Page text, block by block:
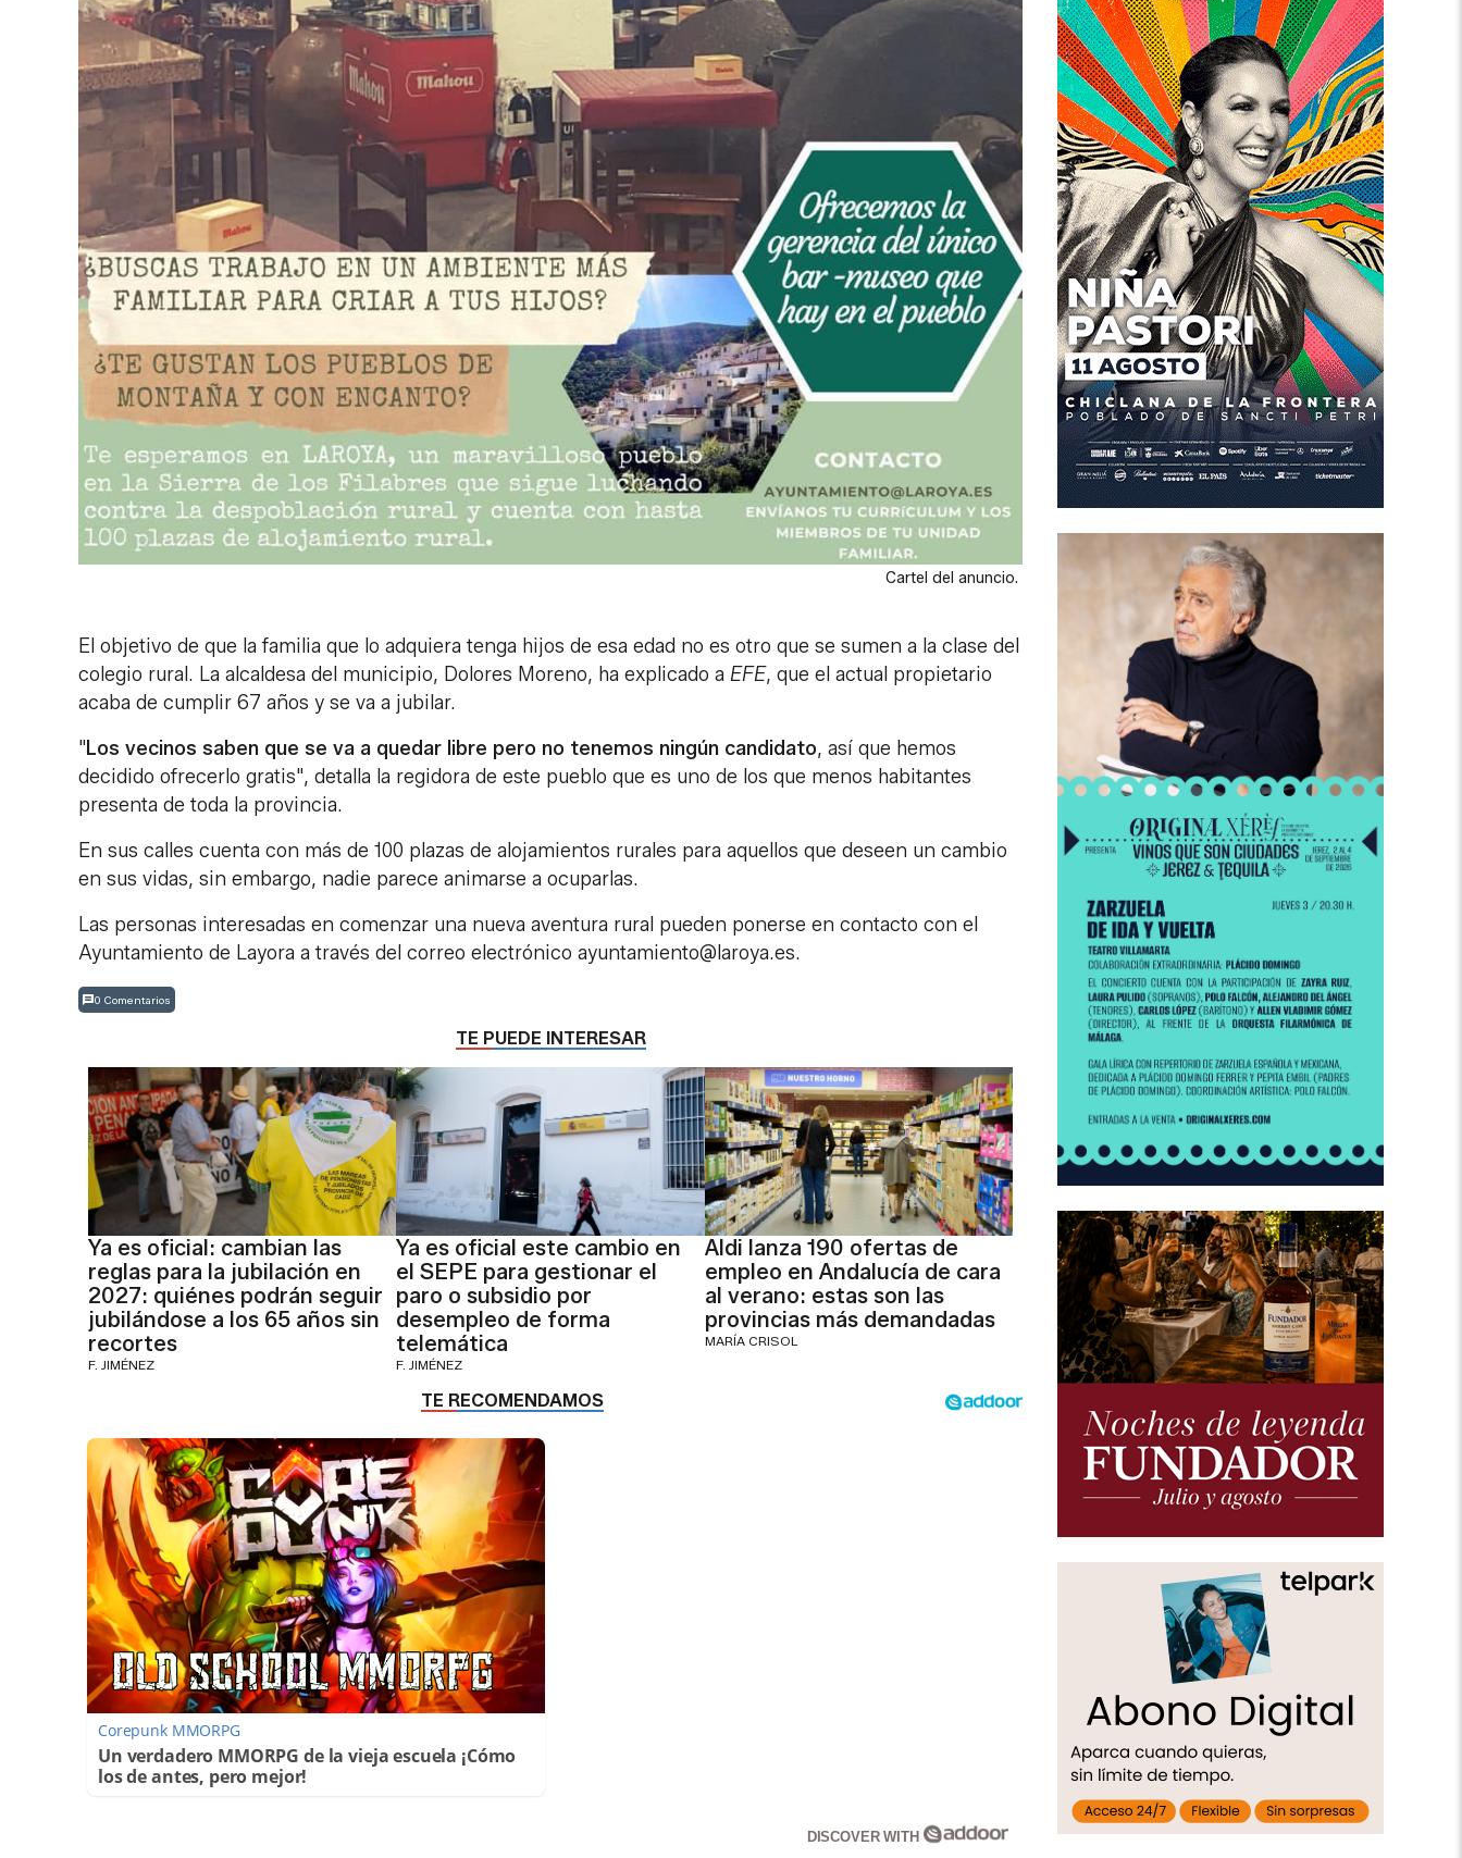
Cartel del anuncio.
El objetivo de que la familia que lo adquiera tenga hijos de esa edad no es otro que se sumen a la clase del
colegio rural. La alcaldesa del municipio, Dolores Moreno, ha explicado a EFE, que el actual propietario
acaba de cumplir 67 años y se va a jubilar.
"Los vecinos saben que se va a quedar libre pero no tenemos ningún candidato, así que hemos
decidido ofrecerlo gratis", detalla la regidora de este pueblo que es uno de los que menos habitantes
presenta de toda la provincia.
En sus calles cuenta con más de 100 plazas de alojamientos rurales para aquellos que deseen un cambio
en sus vidas, sin embargo, nadie parece animarse a ocuparlas.
Las personas interesadas en comenzar una nueva aventura rural pueden ponerse en contacto con el
Ayuntamiento de Layora a través del correo electrónico ayuntamiento@laroya.es.
0 Comentarios
TE PUEDE INTERESAR
Ya es oficial: cambian las
reglas para la jubilación en
2027: quiénes podrán seguir
jubilándose a los 65 años sin
recortes
F. JIMÉNEZ
Ya es oficial este cambio en
el SEPE para gestionar el
paro o subsidio por
desempleo de forma
telemática
F. JIMÉNEZ
Aldi lanza 190 ofertas de
empleo en Andalucía de cara
al verano: estas son las
provincias más demandadas
MARÍA CRISOL
Corepunk MMORPG
Un verdadero MMORPG de la vieja escuela ¡Cómo
los de antes, pero mejor!
DISCOVER WITH